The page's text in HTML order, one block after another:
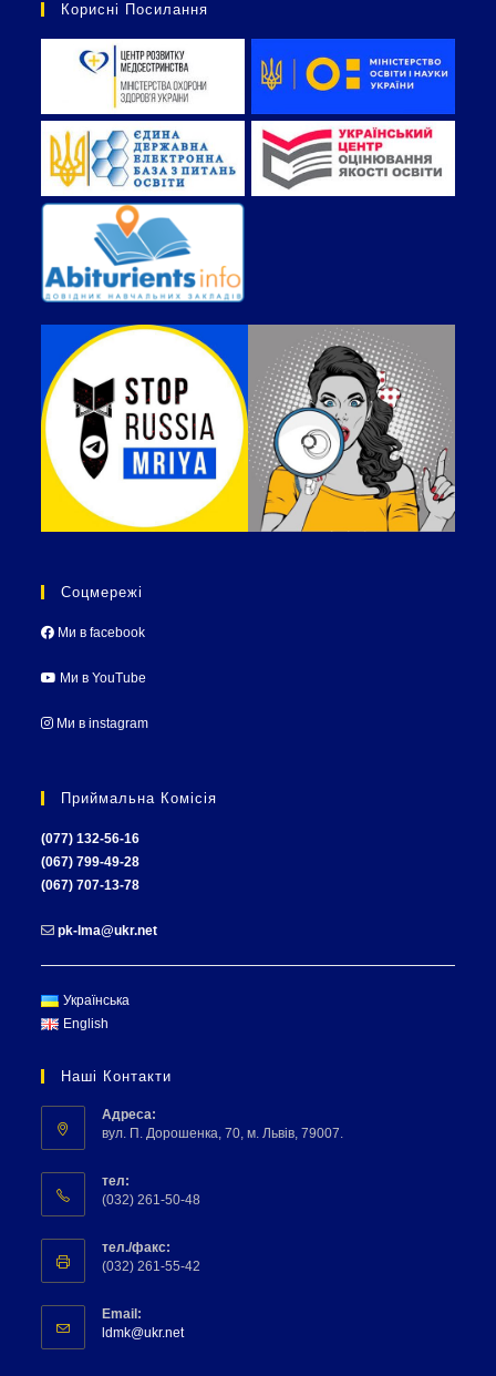
Корисні Посилання
Соцмережі
Ми в facebook
Ми в YouTube
Ми в instagram
Приймальна Комісія
(077) 132-56-16
(067) 799-49-28
(067) 707-13-78
pk-lma@ukr.net
Українська
English
Наші Контакти
Адреса:
вул. П. Дорошенка, 70, м. Львів, 79007.
тел:
(032) 261-50-48
тел./факс:
(032) 261-55-42
Email:
ldmk@ukr.net